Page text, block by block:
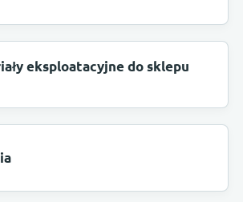
eksploatacyjne do sklepu